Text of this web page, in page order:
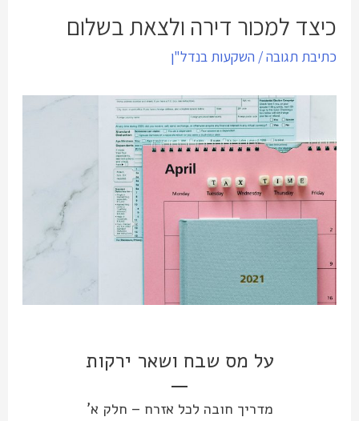
כיצד למכור דירה ולצאת בשלום
כתיבת תגובה/ השקעות בנדל"ן
על מס שבח ושאר ירקות
מדריך חובה לכל אזרח – חלק א’